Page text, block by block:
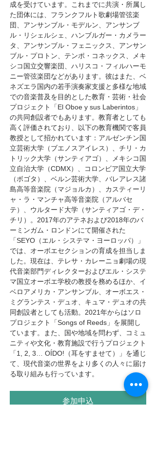
成を受けています。これまでに共演・所属し
た団体には、フランクフルト歌劇場管弦楽
団、アンサンブル・モデルン、アンサンブ
ル・リシェルシェ、ハンブルガー・カメラー
タ、アンサンブル・フェニックス、アンサン
ブル・プロトン、テンポ・コネックス、メキ
シコ国立交響楽団、ハリスコ・フィルハーモ
ニー管弦楽団などがあります。彼はまた、ベ
ネズエラ国内の若手演奏家支援と多様な地域
での音楽普及を目的とした教育・芸術・社会
プロジェクト「El Oboe y sus Laberintos」
の共同創設者でもあります。教育者としても
高く評価されており、以下の教育機関で客員
教授として招かれています：アルゼンチン国
立芸術大学（ブエノスアイレス）、チリ・カ
トリック大学（サンティアゴ）、メキシコ国
立自治大学（CDMX）、コロンビア国立大学
（ボゴタ）、ベルン芸術大学、バレアレス諸
島高等音楽院（マジョルカ）、カスティーリ
ャ・ラ・マンチャ高等音楽院（アルバセ
テ）、ウルタード大学（サンティアゴ・デ・
チリ）。2017年のアテネおよび2018年のバ
ーミンガム・ロンドンにて開催された
「SEYO（エル・システマ・ヨーロッパ）」
では、オーボエセクションの育成を担当しま
した。現在は、テレサ・カレーニョ劇場の現
代音楽部門ディレクターおよびエル・システ
マ国立オーボエ学校の教授を務めるほか、イ
ベロアメリカ・アンサンブル、オーボエス・
ミグランテス・デュオ、キュマ・デュオの共
同創設者としても活動。2021年からはソロ
プロジェクト「Songs of Reeds」を展開し
ています。また、国や地域を問わず、コミュ
ニティや文化・教育施設で行うプロジェクト
「1, 2, 3… OÍDO!（耳をすませて）」を通じ
て、現代音楽の世界をより多くの人々に届け
る取り組みも行っています。
参加申込